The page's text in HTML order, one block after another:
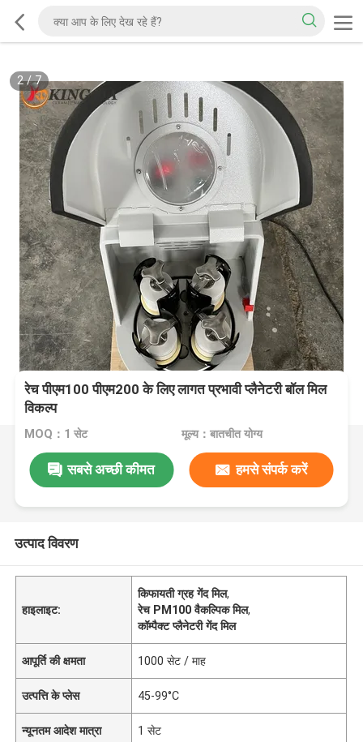
2/7
रेच पीएम100 पीएम200 के लिए लागत प्रभावी प्लैनेटरी बॉल मिल
विकल्प
MOQ：1 सेट मूल्य：बातचीत योग्य
सबसे अच्छी कीमत हमसे संपर्क करें
उत्पाद विवरण
हाइलाइट:
किफायती ग्रह गेंद मिल,
रेच PM100 वैकल्पिक मिल,
कॉम्पैक्ट प्लैनेटरी गेंद मिल
आपूर्ति की क्षमता 1000 सेट / माह
उत्पत्ति के प्लेस 45-99°C
न्यूनतम आदेश मात्रा 1 सेट